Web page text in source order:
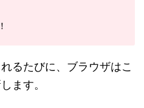
るたびに、ブラウザはこ
ます。